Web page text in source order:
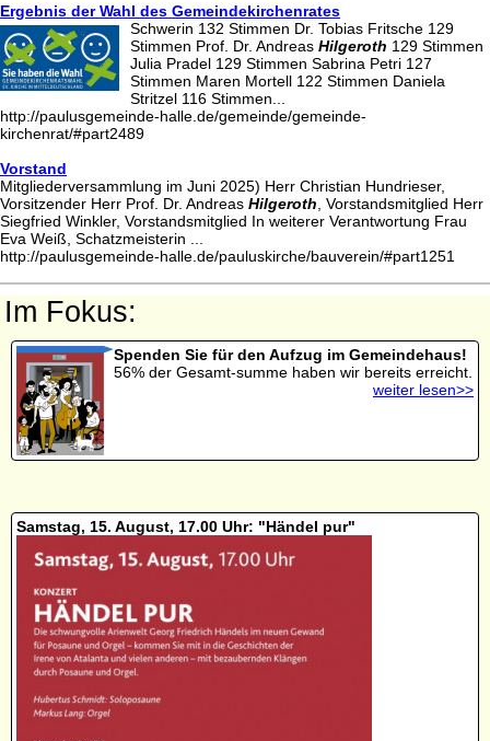
Ergebnis der Wahl des Gemeindekirchenrates
Schwerin 132 Stimmen Dr. Tobias Fritsche 129
Stimmen Prof. Dr. Andreas Hilgeroth 129 Stimmen
Julia Pradel 129 Stimmen Sabrina Petri 127
Stimmen Maren Mortell 122 Stimmen Daniela
Stritzel 116 Stimmen...
http://paulusgemeinde-halle.de/gemeinde/gemeinde-
kirchenrat/#part2489
Vorstand
Mitgliederversammlung im Juni 2025) Herr Christian Hundrieser,
Vorsitzender Herr Prof. Dr. Andreas Hilgeroth , Vorstandsmitglied Herr
Siegfried Winkler, Vorstandsmitglied In weiterer Verantwortung Frau
Eva Weiß, Schatzmeisterin ...
http://paulusgemeinde-halle.de/pauluskirche/bauverein/#part1251
Im Fokus:
Spenden Sie für den Aufzug im Gemeindehaus!
56% der Gesamt-summe haben wir bereits erreicht.
weiter lesen>>
Samstag, 15. August, 17.00 Uhr: "Händel pur"